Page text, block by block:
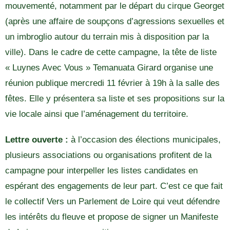
mouvementé, notamment par le départ du cirque Georget
(après une affaire de soupçons d’agressions sexuelles et
un imbroglio autour du terrain mis à disposition par la
ville). Dans le cadre de cette campagne, la tête de liste
« Luynes Avec Vous » Temanuata Girard organise une
réunion publique mercredi 11 février à 19h à la salle des
fêtes. Elle y présentera sa liste et ses propositions sur la
vie locale ainsi que l’aménagement du territoire.
Lettre ouverte : à l’occasion des élections municipales,
plusieurs associations ou organisations profitent de la
campagne pour interpeller les listes candidates en
espérant des engagements de leur part. C’est ce que fait
le collectif Vers un Parlement de Loire qui veut défendre
les intérêts du fleuve et propose de signer un Manifeste